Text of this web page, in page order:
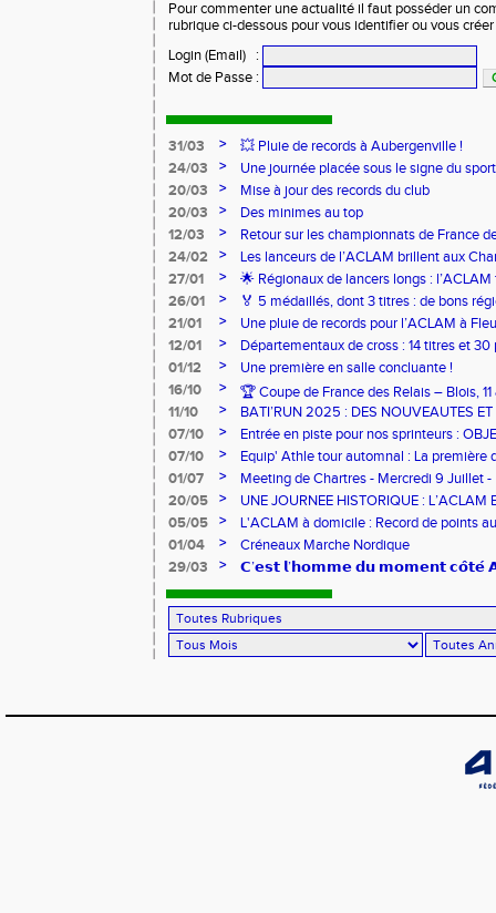
Pour commenter une actualité il faut posséder un
rubrique ci-dessous pour vous identifier ou vous
Login (Email)
:
Mot de Passe :
31/03 >
💥 Pluie de records à Aubergenville !
24/03
>
Une journée placée sous le signe du
20/03
>
Mise à jour des records du club
20/03
>
Des minimes au top
12/03
>
Retour sur les championnats de France
24/02
>
Les lanceurs de l’ACLAM brillent aux
Lancers Longs à Nice
27/01 >
🌟 Régionaux de lancers longs :
sur-Loire
26/01 >
🏅 5 médaillés, dont 3 titres : de bons
pour l’Aclam !
21/01 >
Une pluie de records pour l’ACLAM à
12/01
>
Départementaux de cross : 14 titres et 30
01/12
>
Une première en salle concluante !
16/10
>
🏆 Coupe de France des Relais – Blois,
11/10
>
BATI’RUN 2025 : DES NOUVEAUTES
07/10
>
Entrée en piste pour nos sprinteurs :
FRANCE !
07/10 >
Equip' Athle tour automnal : La première
jeunes !
01/07 >
Meeting de Chartres - Mercredi 9 Juillet
20/05
>
UNE JOURNEE HISTORIQUE : L’ACLAM
05/05
>
L'ACLAM à domicile : Record de points
01/04
>
Créneaux Marche Nordique
29/03
> 𝗖’𝗲𝘀𝘁 𝗹’𝗵𝗼𝗺𝗺𝗲 𝗱𝘂 𝗺𝗼𝗺𝗲𝗻𝘁 𝗰𝗼̂𝘁𝗲́